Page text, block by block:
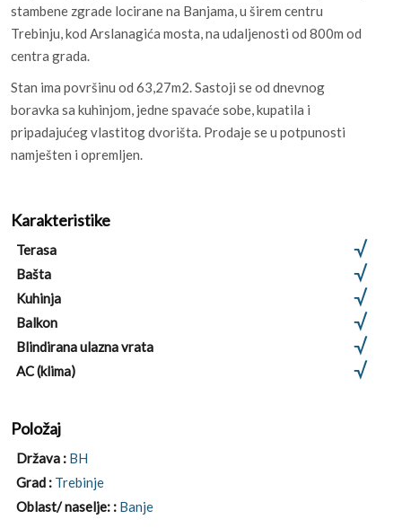
stambene zgrade locirane na Banjama, u širem centru
Trebinju, kod Arslanagića mosta, na udaljenosti od 800m od
centra grada.
Stan ima površinu od 63,27m2. Sastoji se od dnevnog
boravka sa kuhinjom, jedne spavaće sobe, kupatila i
pripadajućeg vlastitog dvorišta. Prodaje se u potpunosti
namješten i opremljen.
Karakteristike
Terasa
Bašta
Kuhinja
Balkon
Blindirana ulazna vrata
AC (klima)
Položaj
Država : BH
Grad : Trebinje
Oblast/ naselje: : Banje